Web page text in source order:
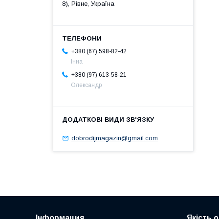
8), Рівне, Україна
+380 (67) 598-82-42
Інна
+380 (97) 613-58-21
Олександр
dobrodijmagazin@gmail.com